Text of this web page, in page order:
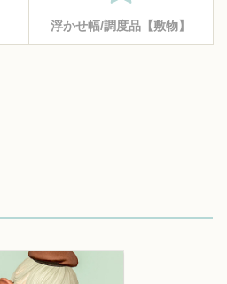
浮かせ幅/調度品【敷物】